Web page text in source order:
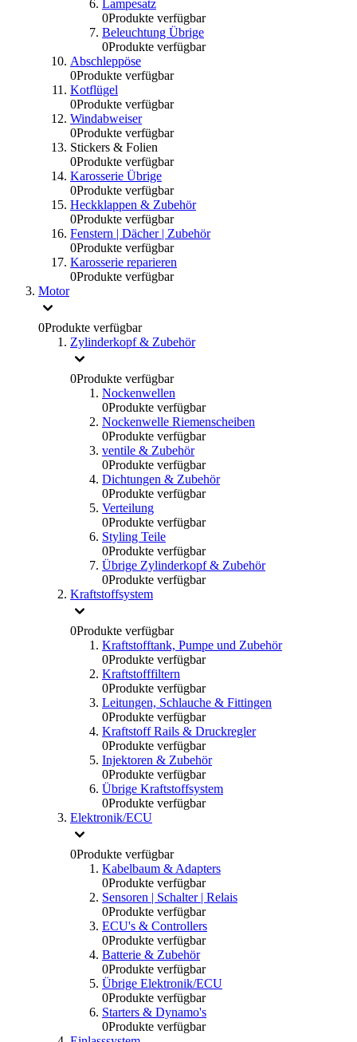
Lampesatz
0Produkte verfügbar
Beleuchtung Übrige
0Produkte verfügbar
Abschleppöse
0Produkte verfügbar
Kotflügel
0Produkte verfügbar
Windabweiser
0Produkte verfügbar
Stickers & Folien
0Produkte verfügbar
Karosserie Übrige
0Produkte verfügbar
Heckklappen & Zubehör
0Produkte verfügbar
Fenstern | Dächer | Zubehör
0Produkte verfügbar
Karosserie reparieren
0Produkte verfügbar
Motor
0Produkte verfügbar
Zylinderkopf & Zubehör
0Produkte verfügbar
Nockenwellen
0Produkte verfügbar
Nockenwelle Riemenscheiben
0Produkte verfügbar
ventile & Zubehör
0Produkte verfügbar
Dichtungen & Zubehör
0Produkte verfügbar
Verteilung
0Produkte verfügbar
Styling Teile
0Produkte verfügbar
Übrige Zylinderkopf & Zubehör
0Produkte verfügbar
Kraftstoffsystem
0Produkte verfügbar
Kraftstofftank, Pumpe und Zubehör
0Produkte verfügbar
Kraftstofffiltern
0Produkte verfügbar
Leitungen, Schlauche & Fittingen
0Produkte verfügbar
Kraftstoff Rails & Druckregler
0Produkte verfügbar
Injektoren & Zubehör
0Produkte verfügbar
Übrige Kraftstoffsystem
0Produkte verfügbar
Elektronik/ECU
0Produkte verfügbar
Kabelbaum & Adapters
0Produkte verfügbar
Sensoren | Schalter | Relais
0Produkte verfügbar
ECU's & Controllers
0Produkte verfügbar
Batterie & Zubehör
0Produkte verfügbar
Übrige Elektronik/ECU
0Produkte verfügbar
Starters & Dynamo's
0Produkte verfügbar